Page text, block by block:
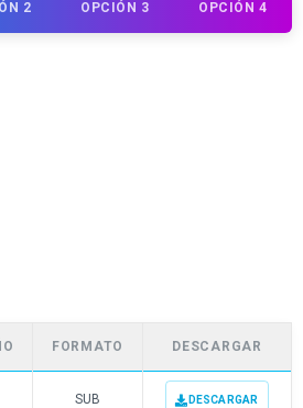
2 OPCIÓN 3 OPCIÓN 4
FORMATO DESCARGAR
SUB DESCARGAR